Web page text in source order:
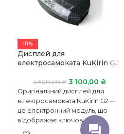
-11%
Дисплей для
електросамоката KuKirin G2
3 500,00₴ 3 100,00 ₴
Оригінальний дисплей для
електросамоката KuKirin G2 —
це електронний модуль, що
відображає ключові
параметри під час руху: